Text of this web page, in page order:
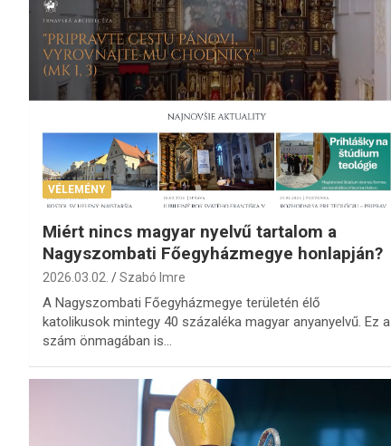
VÉLEMÉNY
Miért nincs magyar nyelvű tartalom a
Nagyszombati Főegyházmegye honlapján?
2026.03.02. Szabó Imre
A Nagyszombati Főegyházmegye területén élő
katolikusok mintegy 40 százaléka magyar anyanyelvű. Ez a
szám önmagában is…